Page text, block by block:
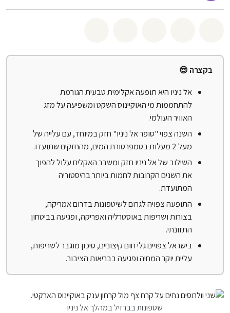
בקצרה 😎
אל ניניו היא תופעה אקלימית טבעית הגורמת
להתחממות מי האוקיינוס השקט ומשפיעה על מזג
האוויר העולמי.
השנה צפוי "סופר אל ניניו" חזק במיוחד, עם עלייה של
מעל 2 מעלות בטמפרטורת המים, מהחזקים שתועדו.
השילוב של אל ניניו חזק ומשבר האקלים עלול להפוך
את השנים הקרובות לחמות ביותר בהיסטוריה
המתועדת.
התופעה צפויה לגרום לשיטפונות בדרום אמריקה,
בצורות ושריפות באוסטרליה ואפריקה, ופגיעה בביטחון
התזונתי.
בישראל צפויים גלי חום קיצוניים, סיכון מוגבר לשריפות,
עליית יוקר המחיה ופגיעה בבריאות הציבור.
שטפונות בברזיל במהלך אל ניניו